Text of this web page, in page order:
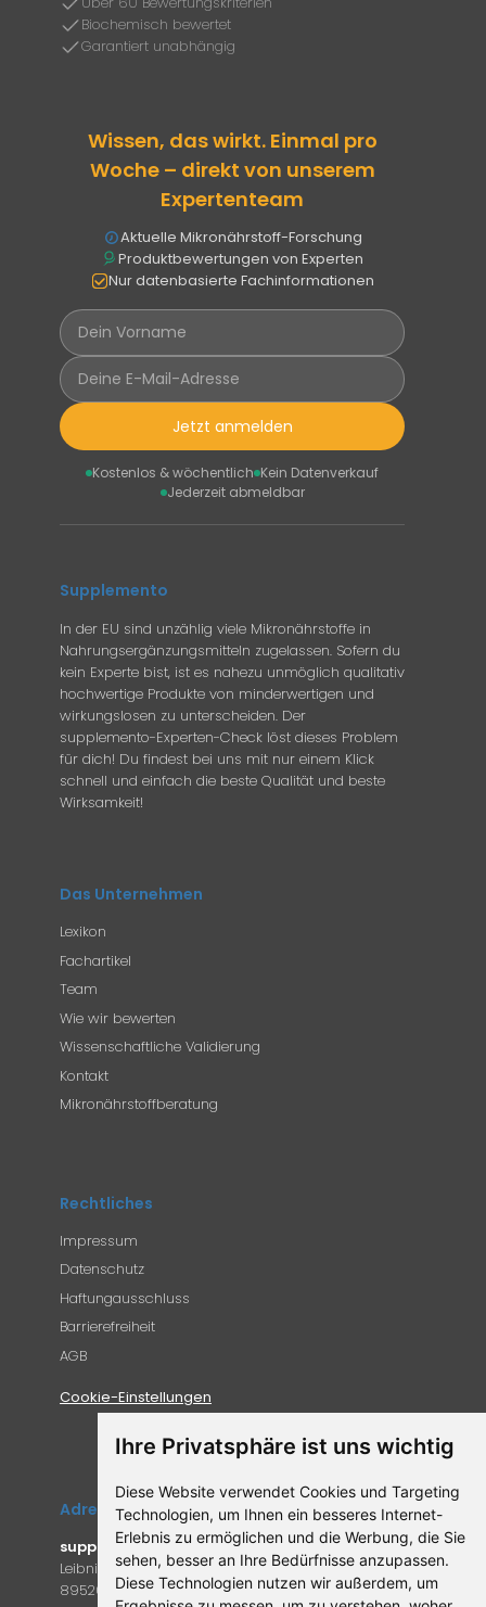
Ihre Privatsphäre ist uns wichtig
Diese Website verwendet Cookies und Targeting
Technologien, um Ihnen ein besseres Internet-
Erlebnis zu ermöglichen und die Werbung, die Sie
sehen, besser an Ihre Bedürfnisse anzupassen.
Diese Technologien nutzen wir außerdem, um
Biochemisch bewertet
Garantiert unabhängig
Wissen, das wirkt. Einmal pro
Woche – direkt von unserem
Expertenteam
Aktuelle Mikronährstoff-Forschung
Produktbewertungen von Experten
Nur datenbasierte Fachinformationen
Jetzt anmelden
Kostenlos & wöchentlich Kein Datenverkauf
Jederzeit abmeldbar
Supplemento
In der EU sind unzählig viele Mikronährstoffe in
Nahrungsergänzungsmitteln zugelassen. Sofern du
kein Experte bist, ist es nahezu unmöglich qualitativ
hochwertige Produkte von minderwertigen und
wirkungslosen zu unterscheiden. Der
supplemento-Experten-Check löst dieses Problem
für dich! Du findest bei uns mit nur einem Klick
schnell und einfach die beste Qualität und beste
Wirksamkeit!
Das Unternehmen
Lexikon
Fachartikel
Team
Wie wir bewerten
Wissenschaftliche Validierung
Kontakt
Mikronährstoffberatung
Rechtliches
Impressum
Datenschutz
Haftungausschluss
Barrierefreiheit
AGB
Cookie-Einstellungen
Adresse
supplemento.de
Leibniz-Campus 9
89520 Heidenheim an der Brenz